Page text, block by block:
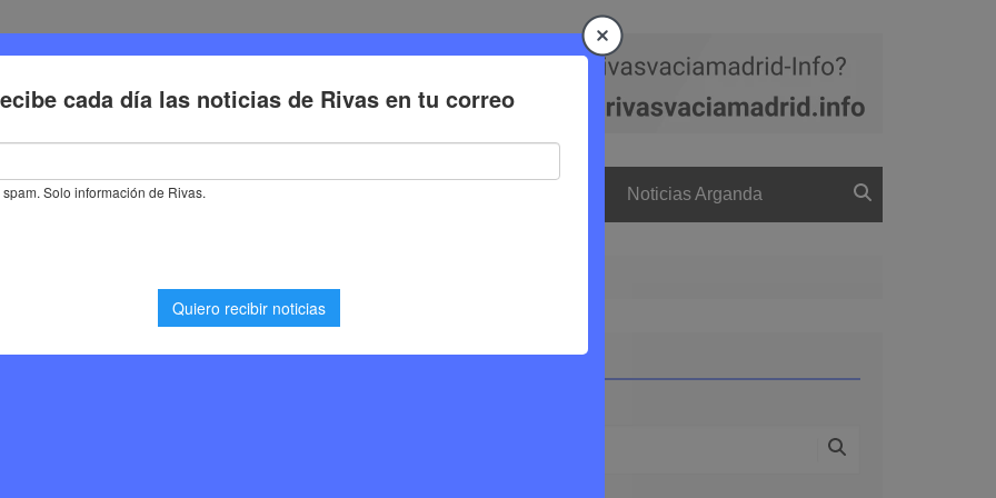
Deporte Cultura Trabajo Noticias Arganda
excursión a El
en el huerto del